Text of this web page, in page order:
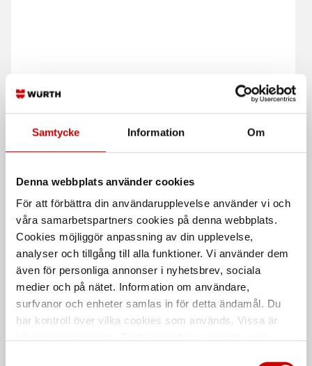
Samtycke Information Om
Denna webbplats använder cookies
För att förbättra din användarupplevelse använder vi och
våra samarbetspartners cookies på denna webbplats.
Cookies möjliggör anpassning av din upplevelse,
analyser och tillgång till alla funktioner. Vi använder dem
även för personliga annonser i nyhetsbrev, sociala
medier och på nätet. Information om användare,
surfvanor och enheter samlas in för detta ändamål. Du
har kontroll över vilka cookies som används. Vissa är
Bitsrack RW 8 delar RW10-
40
Bitsrack till Würth-bitsboxar
Bitssats 1/4" mix
33-delar Spår, PH, TX, RW m.fl.